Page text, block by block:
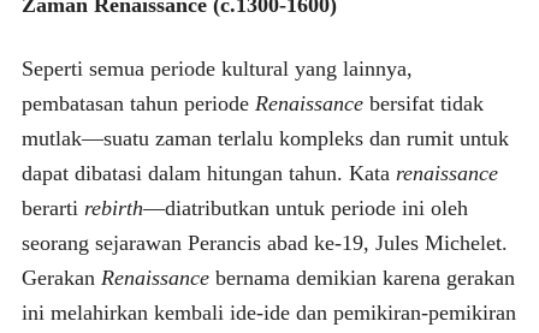
Seperti semua periode kultural yang lainnya,
pembatasan tahun periode Renaissancebersifat tidak
mutlak—suatu zaman terlalu kompleks dan rumit untuk
dapat dibatasi dalam hitungan tahun. Kata renaissance
berarti rebirth—diatributkan untuk periode ini oleh
seorang sejarawan Perancis abad ke-19, Jules Michelet.
Gerakan Renaissancebernama demikian karena gerakan
ini melahirkan kembali ide-ide dan pemikiran-pemikiran